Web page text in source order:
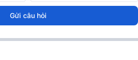
Gửi câu hỏi